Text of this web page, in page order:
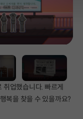
취업했습니다. 빠르게
복을 찾을 수 있을까요?